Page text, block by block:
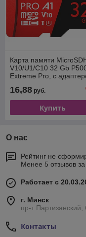
Карта памяти
V10/U1/C10 32 Gb
Extreme Pro, с
16,88 руб.
Купить
О нас
Рейтинг не
Менее 5 отзывов
Работает с
г. Минск
пр-т
Контакты